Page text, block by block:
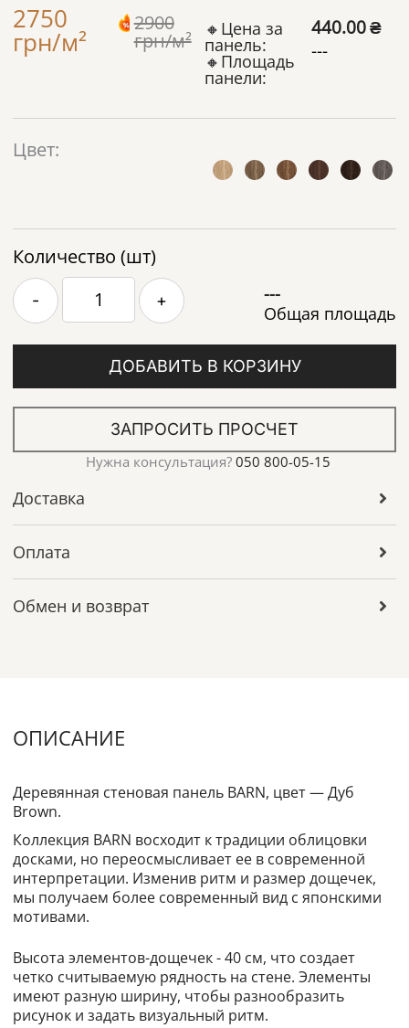
2750
грн/м²
2900
грн/м² 🔸Цена за
панель:
🔸Площадь
панели:
440.00₴
---
Цвет:
Количество (шт)
- +
---
Общая площадь
ДОБАВИТЬ В КОРЗИНУ
ЗАПРОСИТЬ ПРОСЧЕТ
Нужна консультация? 050 800-05-15
Доставка
Оплата
Обмен и возврат
ОПИСАНИЕ
Деревянная стеновая панель BARN, цвет — Дуб
Brown.
Коллекция BARN восходит к традиции облицовки
досками, но переосмысливает ее в современной
интерпретации. Изменив ритм и размер дощечек,
мы получаем более современный вид с японскими
мотивами.
Высота элементов-дощечек - 40 см, что создает
четко считываемую рядность на стене. Элементы
имеют разную ширину, чтобы разнообразить
рисунок и задать визуальный ритм.